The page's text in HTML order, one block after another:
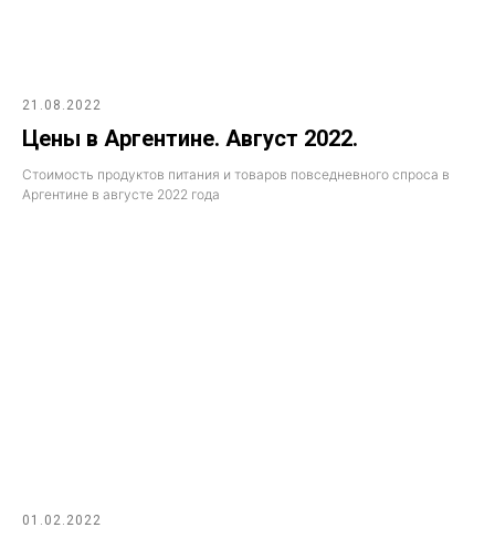
21.08.2022
Цены в Аргентине. Август 2022.
Стоимость продуктов питания и товаров повседневного спроса в
Аргентине в августе 2022 года
01.02.2022